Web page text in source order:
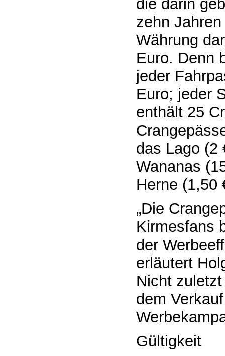
die darin
zehn
Währung
Euro. Denn
jeder
Euro; jeder
enthält 25
das Lago (2
Wananas
Herne (1,50
„Die
Kirmesfans
der
erläutert
Nicht
dem
Gültigkeit